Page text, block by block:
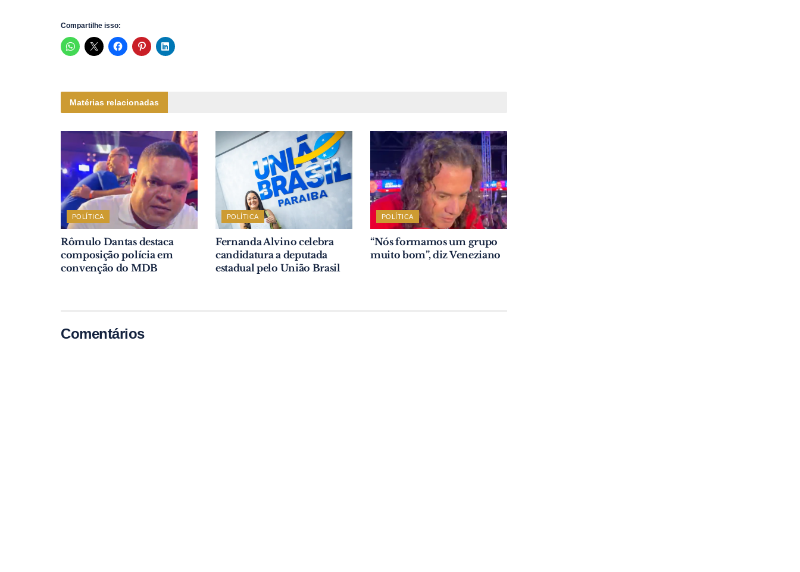
Compartilhe isso:
Matérias relacionadas
POLÍTICA
Rômulo Dantas destaca
composição polícia em
convenção do MDB
POLÍTICA
Fernanda Alvino celebra
candidatura a deputada
estadual pelo União Brasil
POLÍTICA
“Nós formamos um grupo
muito bom”, diz Veneziano
Comentários